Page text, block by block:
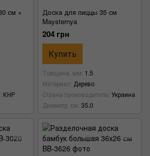
см +
КНР
Доска для пиццы 35 см
Maysternya
204 грн
Купить
Товщина, мм 1.5
Материал Дерево
Страна производитель Украина
Диаметр, см 35.0